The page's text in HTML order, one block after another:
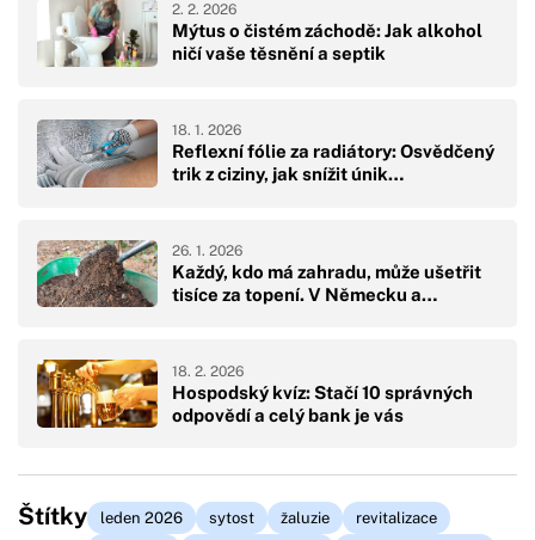
Mýtus o čistém záchodě: Jak alkohol
ničí vaše těsnění a septik
2. 2. 2026
Reflexní fólie za radiátory: Osvědčený
trik z ciziny, jak snížit únik…
18. 1. 2026
Každý, kdo má zahradu, může ušetřit
tisíce za topení. V Německu a…
26. 1. 2026
Hospodský kvíz: Stačí 10 správných
odpovědí a celý bank je vás
18. 2. 2026
Štítky leden 2026 sytost žaluzie
revitalizace